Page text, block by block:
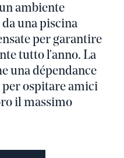
ambiente
una piscina
per garantire
tutto l'anno. La
una dépendance
ospitare amici
il massimo